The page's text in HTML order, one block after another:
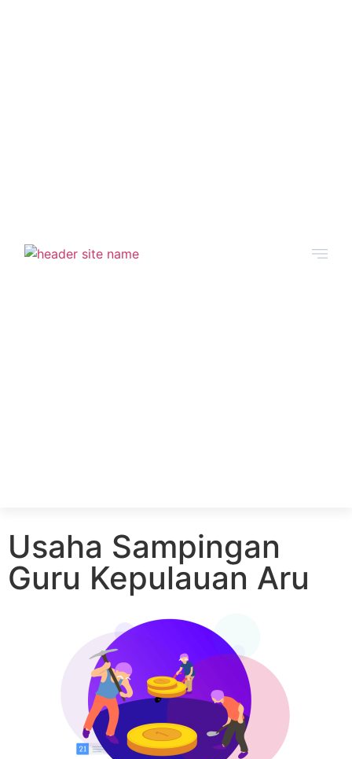
Usaha Sampingan
Guru Kepulauan Aru